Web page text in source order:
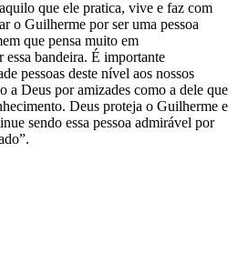
que ele pratica, vive e faz com
o Guilherme por ser uma pessoa
que pensa muito em
essa bandeira. É importante
pessoas deste nível aos nossos
a Deus por amizades como a dele que
Deus proteja o Guilherme e
sendo essa pessoa admirável por